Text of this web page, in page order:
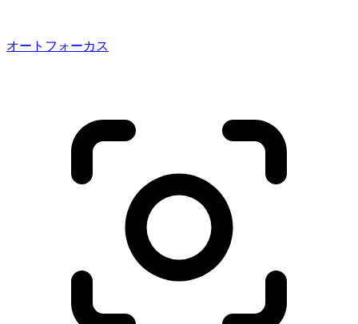
オートフォーカス